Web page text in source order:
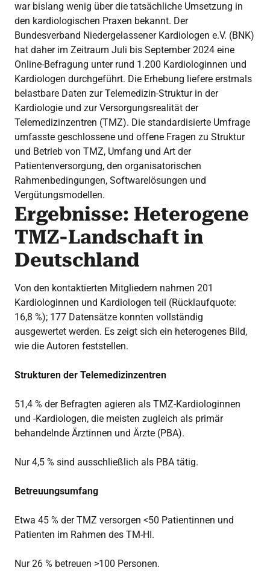
war bislang wenig über die tatsächliche Umsetzung in
den kardiologischen Praxen bekannt. Der
Bundesverband Niedergelassener Kardiologen e.V. (BNK)
hat daher im Zeitraum Juli bis September 2024 eine
Online-Befragung unter rund 1.200 Kardiologinnen und
Kardiologen durchgeführt. Die Erhebung liefere erstmals
belastbare Daten zur Telemedizin-Struktur in der
Kardiologie und zur Versorgungsrealität der
Telemedizinzentren (TMZ). Die standardisierte Umfrage
umfasste geschlossene und offene Fragen zu Struktur
und Betrieb von TMZ, Umfang und Art der
Patientenversorgung, den organisatorischen
Rahmenbedingungen, Softwarelösungen und
Vergütungsmodellen.
Ergebnisse: Heterogene
TMZ-Landschaft in
Deutschland
Von den kontaktierten Mitgliedern nahmen 201
Kardiologinnen und Kardiologen teil (Rücklaufquote:
16,8 %); 177 Datensätze konnten vollständig
ausgewertet werden. Es zeigt sich ein heterogenes Bild,
wie die Autoren feststellen.
Strukturen der Telemedizinzentren
51,4 % der Befragten agieren als TMZ-Kardiologinnen
und -Kardiologen, die meisten zugleich als primär
behandelnde Ärztinnen und Ärzte (PBA).
Nur 4,5 % sind ausschließlich als PBA tätig.
Betreuungsumfang
Etwa 45 % der TMZ versorgen <50 Patientinnen und
Patienten im Rahmen des TM-HI.
Nur 26 % betreuen >100 Personen.